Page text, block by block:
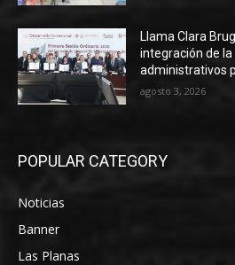
Llama Clara
integración de
administrativos
agosto 3, 2026
POPULAR CATEGORY
Noticias
Banner
Las Planas